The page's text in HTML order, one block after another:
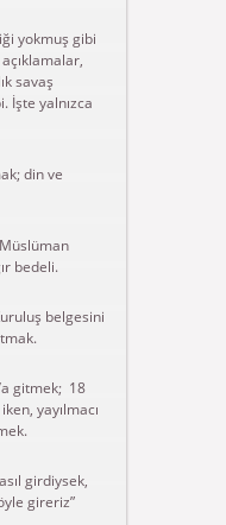
yokmuş gibi
savaş
İşte yalnızca
din ve
Müslüman
bedeli.
belgesini
gitmek; 18
yayılmacı
girdiysek,
gireriz”